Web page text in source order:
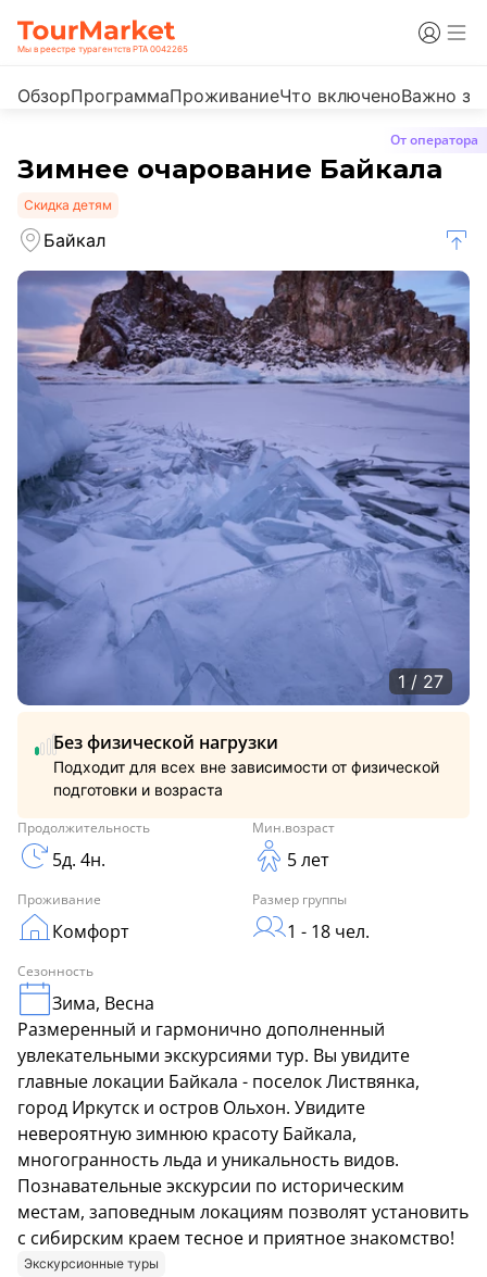
Мы в реестре турагентств РТА 0042265
ОбзорПрограммаПроживаниеЧто включеноВажно
От оператора
Зимнее очарование Байкала
Скидка детям
Байкал
1 / 27
Продолжительность
5д. 4н.
Мин.возраст
5 лет
Проживание
Комфорт
Размер группы
1 - 18 чел.
Сезонность
Зима, Весна
Без физической нагрузки
Подходит для всех вне зависимости от физической
подготовки и возраста
Размеренный и гармонично дополненный
увлекательными экскурсиями тур. Вы увидите
главные локации Байкала - поселок Листвянка,
город Иркутск и остров Ольхон. Увидите
невероятную зимнюю красоту Байкала,
многогранность льда и уникальность видов.
Познавательные экскурсии по историческим
местам, заповедным локациям позволят установить
с сибирским краем тесное и приятное знакомство!
Экскурсионные туры